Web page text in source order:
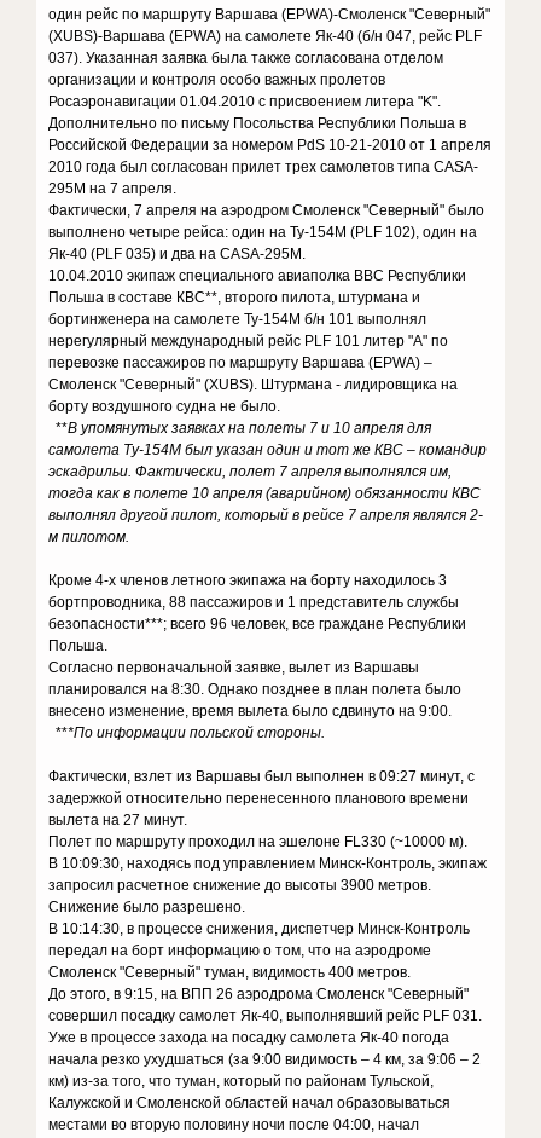
один рейс по маршруту Варшава (EPWA)-Смоленск "Северный"
(XUBS)-Варшава (EPWA) на самолете Як-40 (б/н 047, рейс PLF
037). Указанная заявка была также согласована отделом
организации и контроля особо важных пролетов
Росаэронавигации 01.04.2010 с присвоением литера "K".
Дополнительно по письму Посольства Республики Польша в
Российской Федерации за номером PdS 10-21-2010 от 1 апреля
2010 года был согласован прилет трех самолетов типа CASA-
295M на 7 апреля.
Фактически, 7 апреля на аэродром Смоленск "Северный" было
выполнено четыре рейса: один на Ту-154М (PLF 102), один на
Як-40 (PLF 035) и два на CASA-295M.
10.04.2010 экипаж специального авиаполка ВВС Республики
Польша в составе КВС**, второго пилота, штурмана и
бортинженера на самолете Ту-154М б/н 101 выполнял
нерегулярный международный рейс PLF 101 литер "А" по
перевозке пассажиров по маршруту Варшава (EPWA) –
Смоленск "Северный" (XUBS). Штурмана - лидировщика на
борту воздушного судна не было.
**В упомянутых заявках на полеты 7 и 10 апреля для
самолета Ту-154М был указан один и тот же КВС – командир
эскадрильи. Фактически, полет 7 апреля выполнялся им,
тогда как в полете 10 апреля (аварийном) обязанности КВС
выполнял другой пилот, который в рейсе 7 апреля являлся 2-
м пилотом.
Кроме 4-х членов летного экипажа на борту находилось 3
бортпроводника, 88 пассажиров и 1 представитель службы
безопасности***; всего 96 человек, все граждане Республики
Польша.
Согласно первоначальной заявке, вылет из Варшавы
планировался на 8:30. Однако позднее в план полета было
внесено изменение, время вылета было сдвинуто на 9:00.
***По информации польской стороны.
Фактически, взлет из Варшавы был выполнен в 09:27 минут, c
задержкой относительно перенесенного планового времени
вылета на 27 минут.
Полет по маршруту проходил на эшелоне FL330 (~10000 м).
В 10:09:30, находясь под управлением Минск-Контроль, экипаж
запросил расчетное снижение до высоты 3900 метров.
Снижение было разрешено.
В 10:14:30, в процессе снижения, диспетчер Минск-Контроль
передал на борт информацию о том, что на аэродроме
Смоленск "Северный" туман, видимость 400 метров.
До этого, в 9:15, на ВПП 26 аэродрома Смоленск "Северный"
совершил посадку самолет Як-40, выполнявший рейс PLF 031.
Уже в процессе захода на посадку самолета Як-40 погода
начала резко ухудшаться (за 9:00 видимость – 4 км, за 9:06 – 2
км) из-за того, что туман, который по районам Тульской,
Калужской и Смоленской областей начал образовываться
местами во вторую половину ночи после 04:00, начал